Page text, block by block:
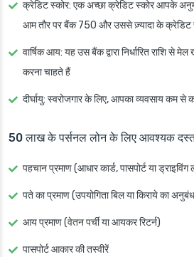
क्रेडिट स्कोर: एक अच्छा क्रेडिट स्कोर आपके
आम तौर पर बैंक 750 और उससे ज़्यादा के क्रेडिट
वार्षिक आय: यह उस बैंक द्वारा निर्धारित राशि से
करना चाहते हैं
दीर्घायु: स्वरोजगार के लिए, आपका व्यवसाय कम से
50 लाख के पर्सनल लोन के लिए आवश्यक
पहचान प्रमाण (आधार कार्ड, पासपोर्ट या
पते का प्रमाण (उपयोगिता बिल या किराये का
आय प्रमाण (वेतन पर्ची या आयकर रिटर्न)
पासपोर्ट आकार की तस्वीरें